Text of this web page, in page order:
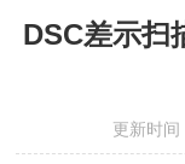
DSC差示扫
更新时